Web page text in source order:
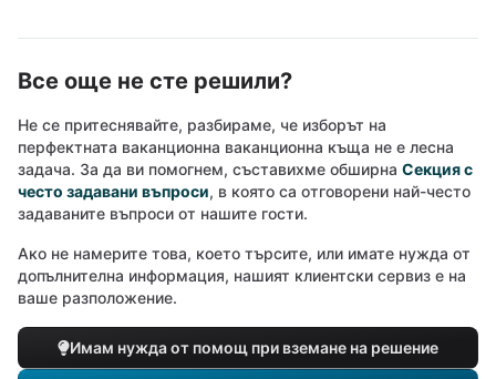
Все още не сте решили?
Не се притеснявайте, разбираме, че изборът на
перфектната ваканционна ваканционна къща не е лесна
задача. За да ви помогнем, съставихме обширна Секция с
често задавани въпроси, в която са отговорени най-често
задаваните въпроси от нашите гости.
Ако не намерите това, което търсите, или имате нужда от
допълнителна информация, нашият клиентски сервиз е на
ваше разположение.
Имам нужда от помощ при вземане на решение